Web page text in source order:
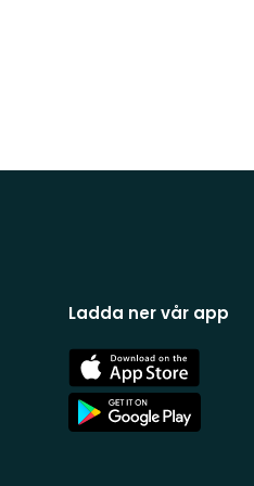
Ladda ner vår app
App
Store
App
Store